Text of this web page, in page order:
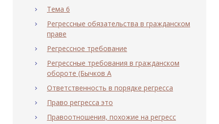
Тема 6
Регрессные обязательства в гражданском
праве
Регрессное требование
Регрессные требования в гражданском
обороте (Бычков А
Ответственность в порядке регресса
Право регресса это
Правоотношения, похожие на регресс